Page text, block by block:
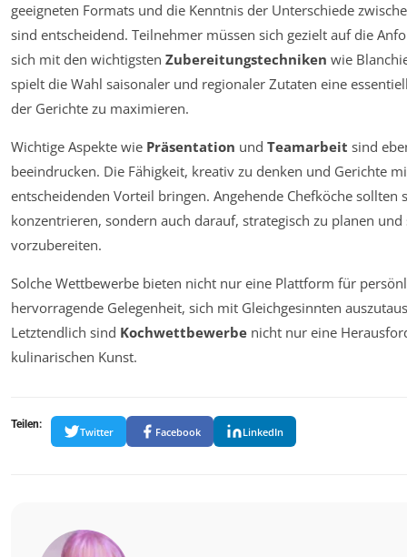
geeigneten Formats und die Kenntnis der Unterschiede
sind entscheidend. Teilnehmer müssen sich gezielt auf die
sich mit den wichtigsten Zubereitungstechniken wie
spielt die Wahl saisonaler und regionaler Zutaten eine
der Gerichte zu maximieren.
Wichtige Aspekte wie Präsentation und Teamarbeit sind
beeindrucken. Die Fähigkeit, kreativ zu denken und Gerichte
entscheidenden Vorteil bringen. Angehende Chefköche
konzentrieren, sondern auch darauf, strategisch zu planen
vorzubereiten.
Solche Wettbewerbe bieten nicht nur eine Plattform für
hervorragende Gelegenheit, sich mit Gleichgesinnten
Letztendlich sind Kochwettbewerbe nicht nur eine
kulinarischen Kunst.
Teilen:
Twitter Facebook LinkedIn